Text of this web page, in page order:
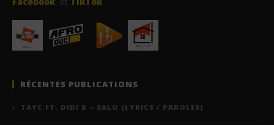
RÉCENTES PUBLICATIONS
TAYC FT. DIDI B – SALO (LYRICS / PAROLES)